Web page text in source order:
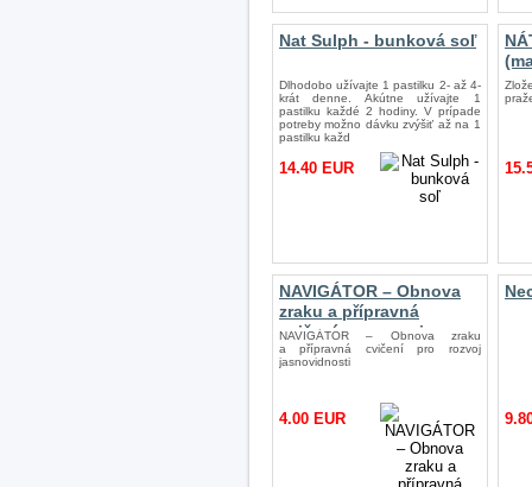
Nat Sulph - bunková soľ
Dlhodobo užívajte 1 pastilku 2- až 4-
krát denne. Akútne užívajte 1
pastilku každé 2 hodiny. V prípade
potreby možno dávku zvýšiť až na 1
pastilku každ
14.40 EUR
NAVIGÁTOR – Obnova
zraku a přípravná
cvičení pro rozvoj
jasnovidnosti
NAVIGÁTOR – Obnova zraku
a přípravná cvičení pro rozvoj
jasnovidnosti
4.00 EUR